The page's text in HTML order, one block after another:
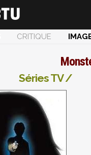
CRITIQUE
Séries TV /